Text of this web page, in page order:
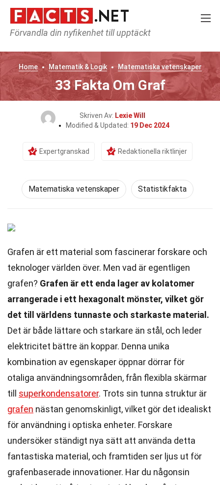
Förvandla din nyfikenhet till upptäckt
Home Matematik & Logik Matematiska vetenskaper
33 Fakta Om Graf
Skriven Av: Lexie Will
Modified & Updated: 19 Dec 2024
Expertgranskad Redaktionella riktlinjer
Matematiska vetenskaper Statistikfakta
Grafen är ett material som fascinerar forskare och
teknologer världen över. Men vad är egentligen
grafen? Grafen är ett enda lager av kolatomer
arrangerade i ett hexagonalt mönster, vilket gör
det till världens tunnaste och starkaste material.
Det är både lättare och starkare än stål, och leder
elektricitet bättre än koppar. Denna unika
kombination av egenskaper öppnar dörrar för
otaliga användningsområden, från flexibla skärmar
till superkondensatorer. Trots sin tunna struktur är
grafen nästan genomskinligt, vilket gör det idealiskt
för användning i optiska enheter. Forskare
undersöker ständigt nya sätt att använda detta
fantastiska material, och framtiden ser ljus ut för
grafenbaserade innovationer. Har du någonsin